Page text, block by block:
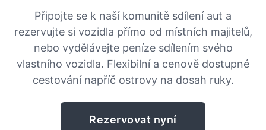
Připojte se k naší komunitě sdílení aut a
rezervujte si vozidla přímo od místních majitelů,
nebo vydělávejte peníze sdílením svého
vlastního vozidla. Flexibilní a cenově dostupné
cestování napříč ostrovy na dosah ruky.
Rezervovat nyní